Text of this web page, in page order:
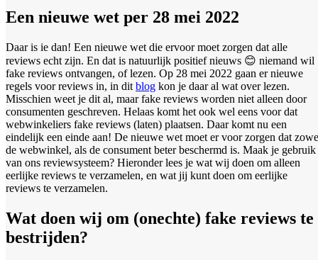
Een nieuwe wet per 28 mei 2022
Daar is ie dan! Een nieuwe wet die ervoor moet zorgen dat alle
reviews echt zijn. En dat is natuurlijk positief nieuws 😊 niemand wil
fake reviews ontvangen, of lezen. Op 28 mei 2022 gaan er nieuwe
regels voor reviews in, in dit blog kon je daar al wat over lezen.
Misschien weet je dit al, maar fake reviews worden niet alleen door
consumenten geschreven. Helaas komt het ook wel eens voor dat
webwinkeliers fake reviews (laten) plaatsen. Daar komt nu een
eindelijk een einde aan! De nieuwe wet moet er voor zorgen dat
de webwinkel, als de consument beter beschermd is. Maak je gebruik
van ons reviewsysteem? Hieronder lees je wat wij doen om alleen
eerlijke reviews te verzamelen, en wat jij kunt doen om eerlijke
reviews te verzamelen.
Wat doen wij om (onechte) fake reviews te
bestrijden?